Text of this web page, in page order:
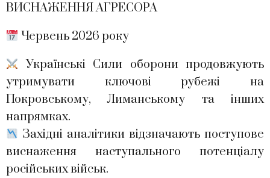
ВИСНАЖЕННЯ АГРЕСОРА
Червень 2026 року
Українські Сили оборони продовжують
утримувати ключові рубежі на
Покровському, Лиманському та інших
напрямках.
Західні аналітики відзначають поступове
виснаження наступального потенціалу
російських військ.